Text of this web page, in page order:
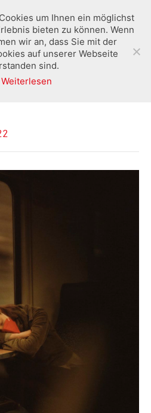
um Ihnen ein möglichst
bieten zu können. Wenn
wir an, dass Sie mit der
auf unserer Webseite
sind.
Weiterlesen